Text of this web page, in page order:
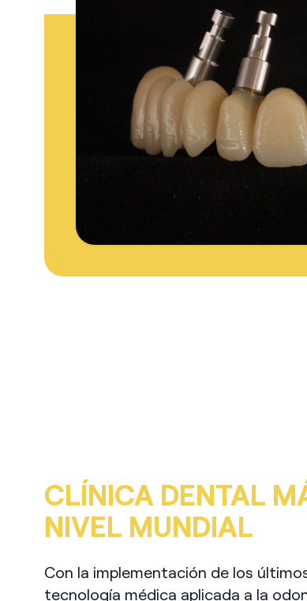
CLÍNICA DENTAL
NIVEL MUNDIAL
Con la implementación de los
tecnología médica aplicada a la